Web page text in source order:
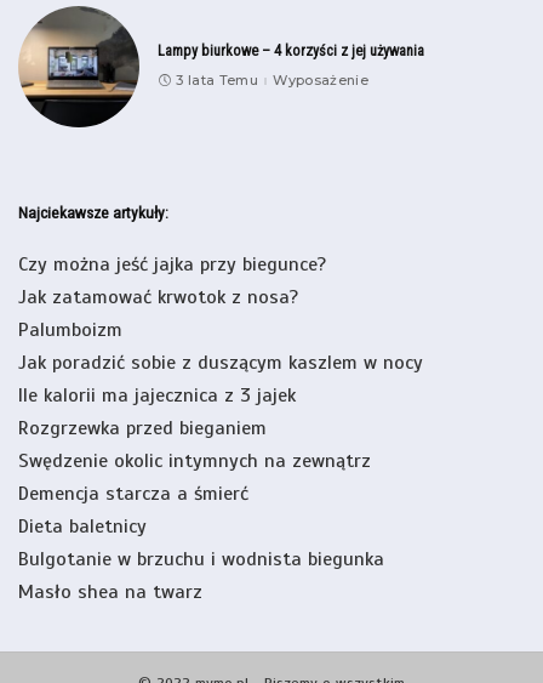
Lampy biurkowe – 4 korzyści z jej używania
3 lata Temu Wyposażenie
Najciekawsze artykuły:
Czy można jeść jajka przy biegunce?
Jak zatamować krwotok z nosa?
Palumboizm
Jak poradzić sobie z duszącym kaszlem w nocy
Ile kalorii ma jajecznica z 3 jajek
Rozgrzewka przed bieganiem
Swędzenie okolic intymnych na zewnątrz
Demencja starcza a śmierć
Dieta baletnicy
Bulgotanie w brzuchu i wodnista biegunka
Masło shea na twarz